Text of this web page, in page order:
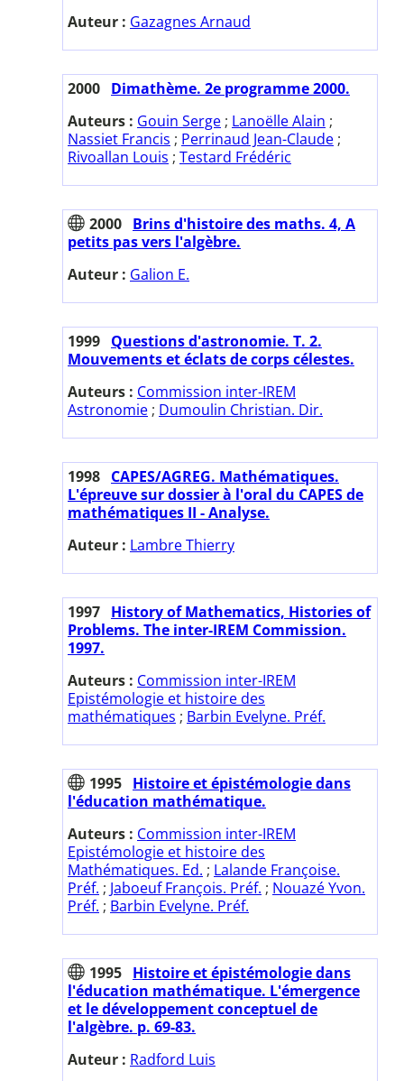
Auteur : Gazagnes Arnaud
2000 Dimathème. 2e programme 2000.
Auteurs : Gouin Serge ; Lanoëlle Alain ;
Nassiet Francis ; Perrinaud Jean-Claude ;
Rivoallan Louis ; Testard Frédéric
2000 Brins d'histoire des maths. 4, A
petits pas vers l'algèbre.
Auteur : Galion E.
1999 Questions d'astronomie. T. 2.
Mouvements et éclats de corps célestes.
Auteurs : Commission inter-IREM
Astronomie ; Dumoulin Christian. Dir.
1998 CAPES/AGREG. Mathématiques.
L'épreuve sur dossier à l'oral du CAPES de
mathématiques II - Analyse.
Auteur : Lambre Thierry
1997 History of Mathematics, Histories of
Problems. The inter-IREM Commission.
1997.
Auteurs : Commission inter-IREM
Epistémologie et histoire des
mathématiques ; Barbin Evelyne. Préf.
1995 Histoire et épistémologie dans
l'éducation mathématique.
Auteurs : Commission inter-IREM
Epistémologie et histoire des
Mathématiques. Ed. ; Lalande Françoise.
Préf. ; Jaboeuf François. Préf. ; Nouazé Yvon.
Préf. ; Barbin Evelyne. Préf.
1995 Histoire et épistémologie dans
l'éducation mathématique. L'émergence
et le développement conceptuel de
l'algèbre. p. 69-83.
Auteur : Radford Luis